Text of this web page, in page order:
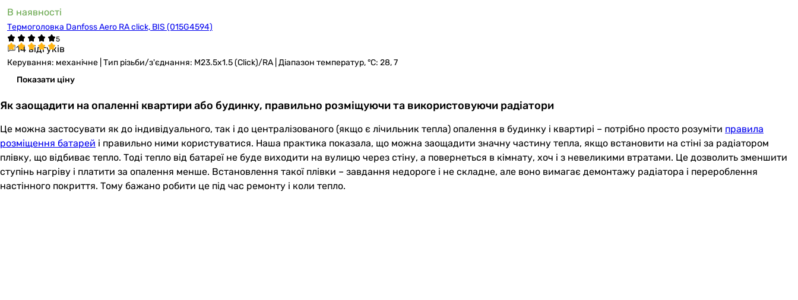
В наявності
Термоголовка Danfoss Aero RA click, BIS (015G4594)
14 відгуків
Керування: механічне | Тип різьби/з'єднання: M23.5x1.5 (Click)/RA | Діапазон температур, °C: 28, 7
Показати ціну
Як заощадити на опаленні квартири або будинку, правильно розміщуючи та використовуючи радіатори
Це можна застосувати як до індивідуального, так і до централізованого (якщо є лічильник тепла) опалення в будинку і квартирі – потрібно просто розуміти правила
розміщення батарей і правильно ними користуватися. Наша практика показала, що можна заощадити значну частину тепла, якщо встановити на стіні за радіатором
плівку, що відбиває тепло. Тоді тепло від батареї не буде виходити на вулицю через стіну, а повернеться в кімнату, хоч і з невеликими втратами. Це дозволить зменшити
ступінь нагріву і платити за опалення менше. Встановлення такої плівки – завдання недороге і не складне, але воно вимагає демонтажу радіатора і перероблення
настінного покриття. Тому бажано робити це під час ремонту і коли тепло.